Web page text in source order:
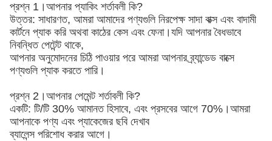
প্রশ্ন 1।আপনার প্যাকিং শর্তাবলী কি?
উত্তর: সাধারণত, আমরা আমাদের পণ্যগুলি নিরপেক্ষ সাদা বাক্স এবং বাদামী
কার্টনে প্যাক করি অথবা কাঠের কেস এবং ফেনা।যদি আপনার বৈধভাবে
নিবন্ধিত পেটেন্ট থাকে,
আপনার অনুমোদনের চিঠি পাওয়ার পরে আমরা আপনার ব্র্যান্ডেড বাক্সে
পণ্যগুলি প্যাক করতে পারি।
প্রশ্ন 2।আপনার পেমেন্ট শর্তাবলী কি?
একটি: টি/টি 30% আমানত হিসাবে, এবং প্রসবের আগে 70%।আমরা
আপনাকে পণ্য এবং প্যাকেজের ছবি দেখাব
ব্যালেন্স পরিশোধ করার আগে।